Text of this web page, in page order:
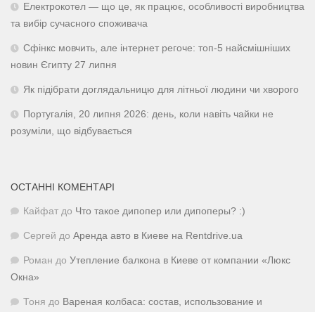
Електрокотел — що це, як працює, особливості виробництва
та вибір сучасного споживача
Сфінкс мовчить, але інтернет регоче: топ-5 найсмішніших
новин Єгипту 27 липня
Як підібрати доглядальницю для літньої людини чи хворого
Португалія, 20 липня 2026: день, коли навіть чайки не
розуміли, що відбувається
ОСТАННІ КОМЕНТАРІ
Кайфат до Что такое дипопер или дипоперы? :)
Сергей до Аренда авто в Киеве на Rentdrive.ua
Роман до Утепление балкона в Киеве от компании «Люкс
Окна»
Тоня до Вареная колбаса: состав, использование и